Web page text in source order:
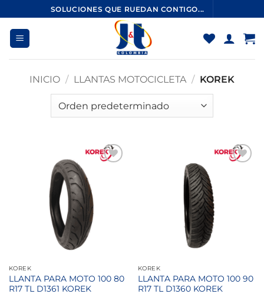
al
contenido
SOLUCIONES QUE RUEDAN CONTIGO...
INICIO / LLANTAS MOTOCICLETA / KOREK
KOREK
LLANTA PARA MOTO 100 80
R17 TL D1361 KOREK
KOREK
LLANTA PARA MOTO 100 90
R17 TL D1360 KOREK